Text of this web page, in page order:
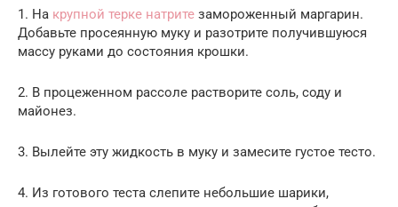
1. На крупной терке натрите замороженный маргарин.
Добавьте просеянную муку и разотрите получившуюся
массу руками до состояния крошки.
2. В процеженном рассоле растворите соль, соду и
майонез.
3. Вылейте эту жидкость в муку и замесите густое тесто.
4. Из готового теста слепите небольшие шарики,